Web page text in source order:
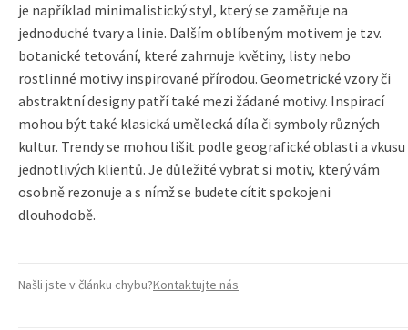
je například minimalistický styl, který se zaměřuje na
jednoduché tvary a linie. Dalším oblíbeným motivem je tzv.
botanické tetování, které zahrnuje květiny, listy nebo
rostlinné motivy inspirované přírodou. Geometrické vzory či
abstraktní designy patří také mezi žádané motivy. Inspirací
mohou být také klasická umělecká díla či symboly různých
kultur. Trendy se mohou lišit podle geografické oblasti a vkusu
jednotlivých klientů. Je důležité vybrat si motiv, který vám
osobně rezonuje a s nímž se budete cítit spokojeni
dlouhodobě.
Našli jste v článku chybu?Kontaktujte nás